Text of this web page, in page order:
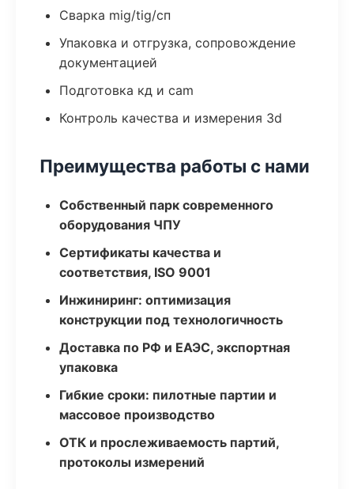
Сварка mig/tig/сп
Упаковка и отгрузка, сопровождение
документацией
Подготовка кд и cam
Контроль качества и измерения 3d
Преимущества работы с нами
Собственный парк современного
оборудования ЧПУ
Сертификаты качества и
соответствия, ISO 9001
Инжиниринг: оптимизация
конструкции под технологичность
Доставка по РФ и ЕАЭС, экспортная
упаковка
Гибкие сроки: пилотные партии и
массовое производство
ОТК и прослеживаемость партий,
протоколы измерений